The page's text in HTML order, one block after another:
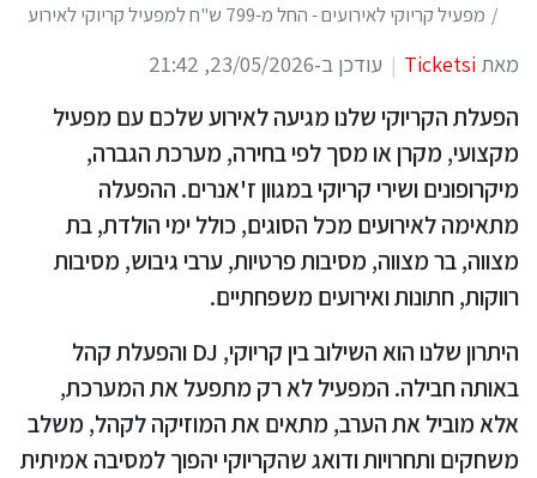
מפעיל קריוקי לאירועים - החל מ-799 ש"ח למפעיל קריוקי לאירוע
מאת Ticketsi עודכן ב-23/05/2026, 21:42
הפעלת הקריוקי שלנו מגיעה לאירוע שלכם עם מפעיל
מקצועי, מקרן או מסך לפי בחירה, מערכת הגברה,
מיקרופונים ושירי קריוקי במגוון ז'אנרים. ההפעלה
מתאימה לאירועים מכל הסוגים, כולל ימי הולדת, בת
מצווה, בר מצווה, מסיבות פרטיות, ערבי גיבוש, מסיבות
רווקות, חתונות ואירועים משפחתיים.
היתרון שלנו הוא השילוב בין קריוקי, DJ והפעלת קהל
באותה חבילה. המפעיל לא רק מתפעל את המערכת,
אלא מוביל את הערב, מתאים את המוזיקה לקהל, משלב
משחקים ותחרויות ודואג שהקריוקי יהפוך למסיבה אמיתית